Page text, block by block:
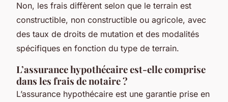
Non, les frais diffèrent selon que le terrain est
constructible, non constructible ou agricole, avec
des taux de droits de mutation et des modalités
spécifiques en fonction du type de terrain.
L’assurance hypothécaire est-elle comprise
dans les frais de notaire ?
L’assurance hypothécaire est une garantie prise en